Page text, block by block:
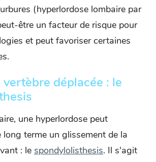
(hyperlordose lombaire par
être un facteur de risque pour
et peut favoriser certaines
vertèbre déplacée : le
une hyperlordose peut
long terme un glissement de la
: le spondylolisthesis. Il s'agit